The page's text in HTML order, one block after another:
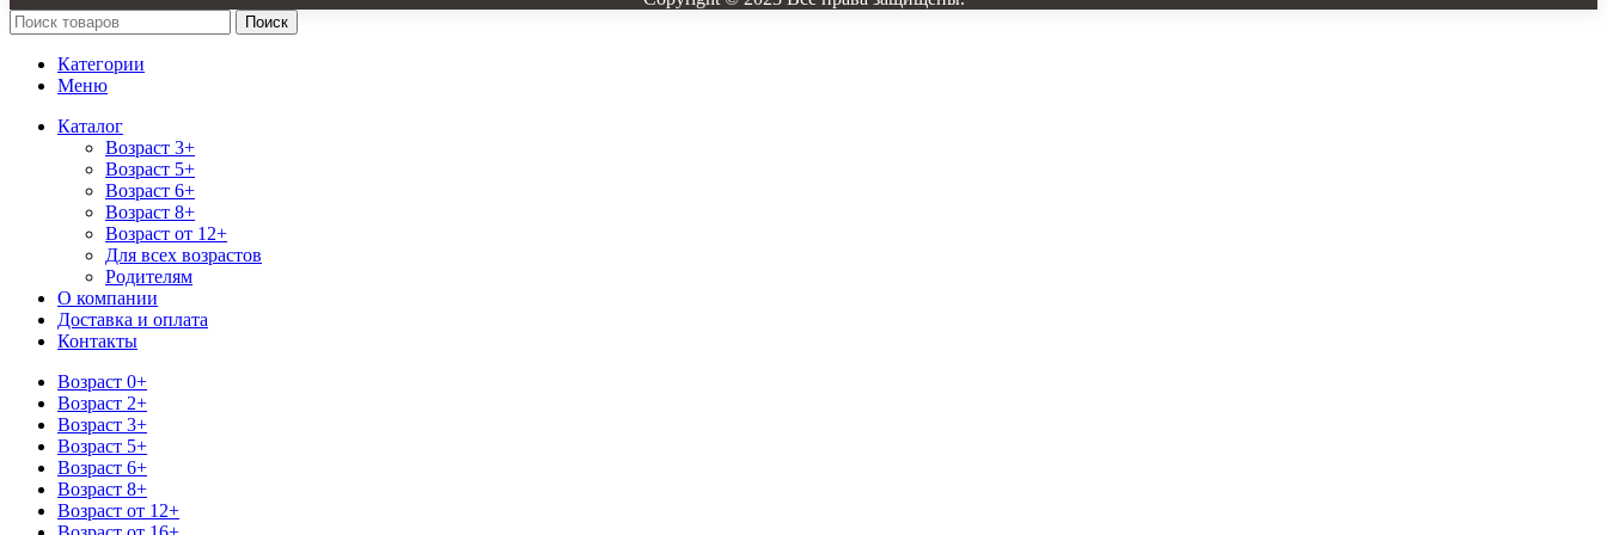
Поиск
Категории
Меню
Каталог
Возраст 3+
Возраст 5+
Возраст 6+
Возраст 8+
Возраст от 12+
Для всех возрастов
Родителям
О компании
Доставка и оплата
Контакты
Возраст 0+
Возраст 2+
Возраст 3+
Возраст 5+
Возраст 6+
Возраст 8+
Возраст от 12+